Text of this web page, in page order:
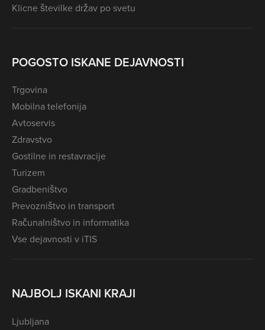
Klicne številke držav po svetu
POGOSTO ISKANE DEJAVNOSTI
Trgovina
Mobilna telefonija
Avtoservis
Zdravstvo
Gostilne in restavracije
Turizem
Gradbeništvo
Prevozništvo in transport
Računalništvo in informatika
Vse dejavnosti v iTIS
NAJBOLJ ISKANI KRAJI
Ljubljana